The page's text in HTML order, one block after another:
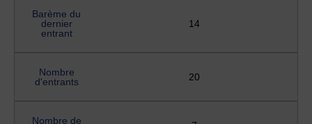
Barème du
dernier
entrant
14
Nombre
d'entrants
20
Nombre de